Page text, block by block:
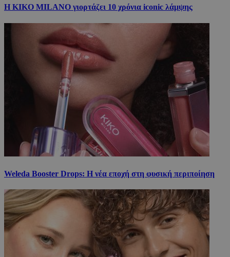
Η KIKO MILANO γιορτάζει 10 χρόνια iconic λάμψης
Weleda Booster Drops: Η νέα εποχή στη φυσική περιποίηση